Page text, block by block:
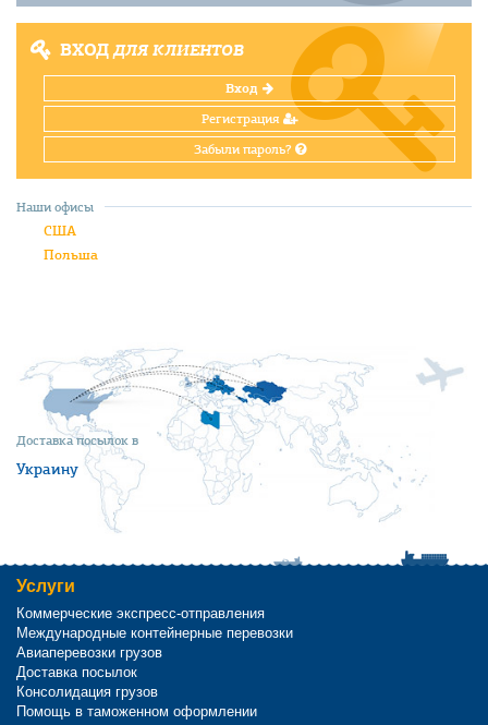
ВХОДДЛЯ КЛИЕНТОВ
Вход
Регистрация
Забыли пароль?
Доставка посылок в
Украину
Наши офисы
США
Польша
Услуги
Коммерческие экспресс-отправления
Международные контейнерные перевозки
Авиаперевозки грузов
Доставка посылок
Консолидация грузов
Помощь в таможенном оформлении